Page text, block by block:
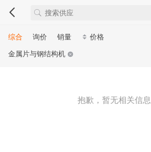
综合 询价 销量
价格
金属片与钢结构机
抱歉，暂无相关信息